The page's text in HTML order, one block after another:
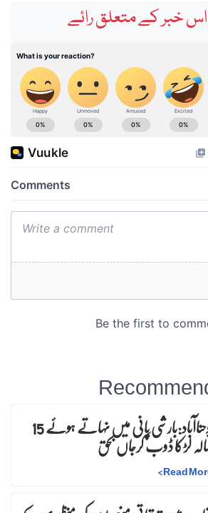
خبر کے متعلق رائے
یوحناآباد:بارشی پانی میں نہاتے ہوئے 15 لڑکا ڈوب کرجاں بحق
Read
>